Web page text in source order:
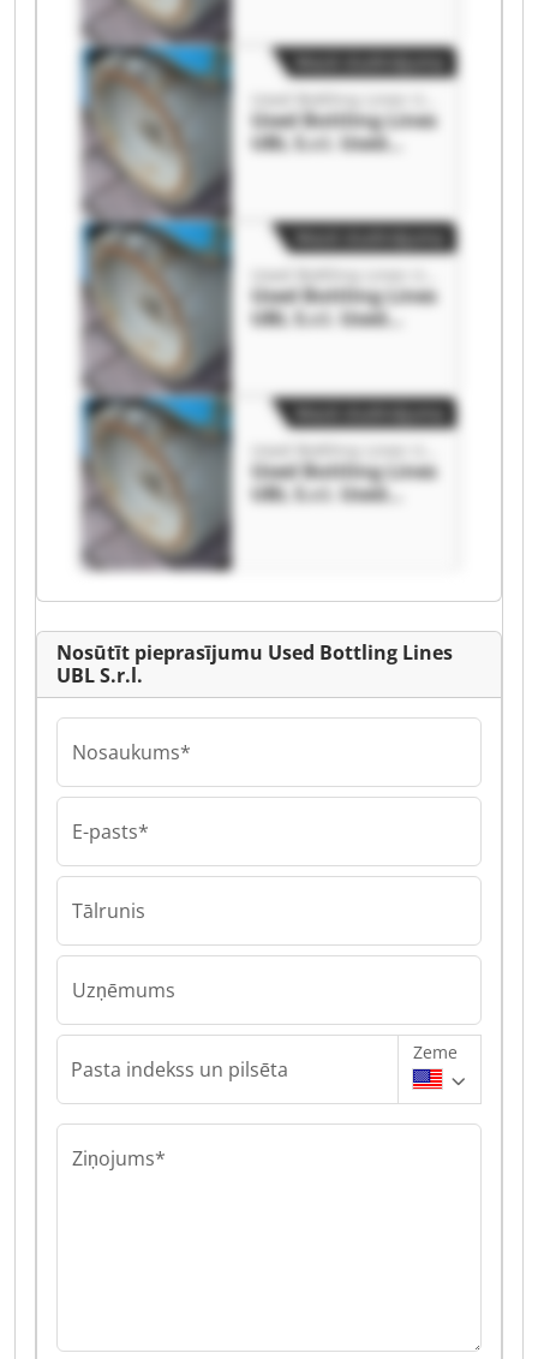
Used Bottling Lines
UBL S.r.l. Used
Used Bottling Lines
UBL S.r.l. Used
Used Bottling Lines
UBL S.r.l. Used
Nosūtīt pieprasījumu Used Bottling Lines
UBL S.r.l.
Nosaukums*
E-pasts*
Tālrunis
Uzņēmums
Pasta indekss un pilsēta
Zeme
Ziņojums*